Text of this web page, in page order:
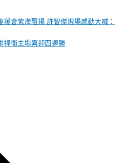
援會紫海飄揚 許智傑現場感動大喊：
衛主場喜迎四連勝